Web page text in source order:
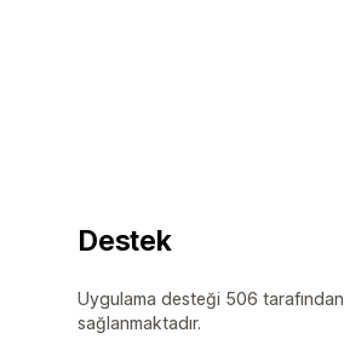
Destek
Uygulama desteği 506 tarafından
sağlanmaktadır.